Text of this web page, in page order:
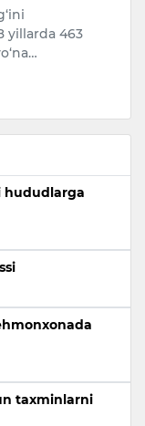
avgust soat 20
hududlarga
taxminlarni